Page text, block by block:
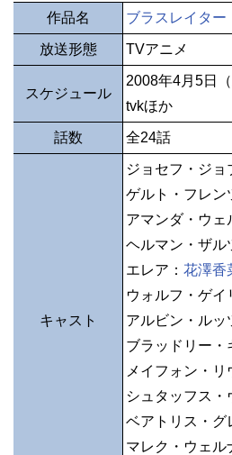
作品名 ブラスレイター
放送形態 TVアニメ
スケジュール
2008年4月5日
tvkほか
話数 全24話
キャスト
ジョセフ・ジョ
ゲルト・フレン
アマンダ・ウェ
ヘルマン・ザル
エレア： 花澤香
ウォルフ・ゲイ
アルビン・ルッ
ブラッドリー・
メイフォン・リ
シュタッフス・
ベアトリス・グ
マレク・ウェル